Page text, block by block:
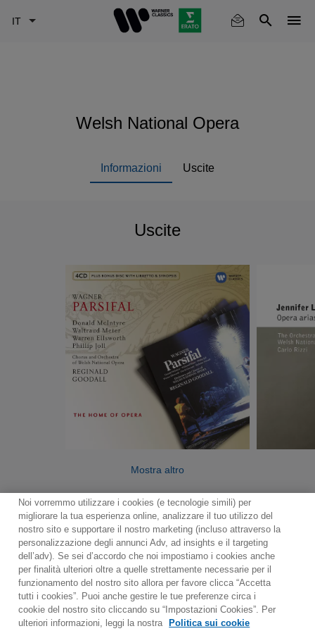
Welsh National Opera
Informazioni Uscite
Uscite
Mostra altro
Contact Notiziario
Politica sui cookie
Impostazioni dei cookie
Would you prefer to visit our website in English?
Noi vorremmo utilizzare i cookies (e tecnologie simili) per
migliorare la tua esperienza online, analizzare il tuo utilizzo del
nostro sito e supportare il nostro marketing (incluso attraverso la
personalizzazione degli annunci Adv, ad insights e il targeting
dell’adv). Se sei d’accordo che noi impostiamo i cookies anche
per finalità ulteriori oltre a quelle strettamente necessarie per il
funzionamento del nostro sito allora per favore clicca “Accetta
tutti i cookies”. Puoi anche gestire le tue preferenze circa i
cookie del nostro sito cliccando su “Impostazioni Cookies”. Per
ulteriori informazioni, leggi la nostra
Politica sui cookie